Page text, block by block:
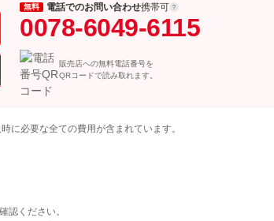
無料 電話でのお問い合わせ携帯可
0078-6049-6115
販売店への無料電話番号を
QRコードで読み取れます。
に必要な全ての費用が含まれています。
認ください。